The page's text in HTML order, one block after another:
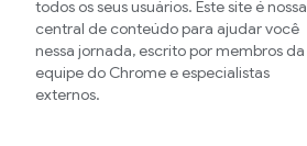
todos os seus usuários. Este site é nossa
central de conteúdo para ajudar você
nessa jornada, escrito por membros da
equipe do Chrome e especialistas
externos.